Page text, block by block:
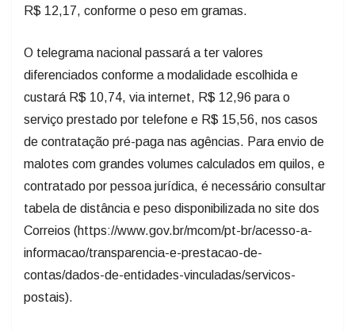
R$ 12,17, conforme o peso em gramas.
O telegrama nacional passará a ter valores
diferenciados conforme a modalidade escolhida e
custará R$ 10,74, via internet, R$ 12,96 para o
serviço prestado por telefone e R$ 15,56, nos casos
de contratação pré-paga nas agências. Para envio de
malotes com grandes volumes calculados em quilos, e
contratado por pessoa jurídica, é necessário consultar
tabela de distância e peso disponibilizada no site dos
Correios (https://www.gov.br/mcom/pt-br/acesso-a-
informacao/transparencia-e-prestacao-de-
contas/dados-de-entidades-vinculadas/servicos-
postais).